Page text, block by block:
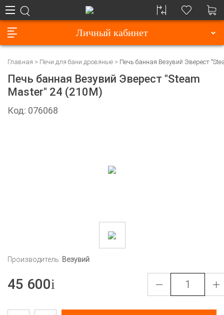
Личный кабинет
Главная Печи для бани дровяные Печь банная Везувий Эверест
Печь банная Везувий Эверест "Steam
Master" 24 (210М)
Код: 076068
Производитель: Везувий
45 600